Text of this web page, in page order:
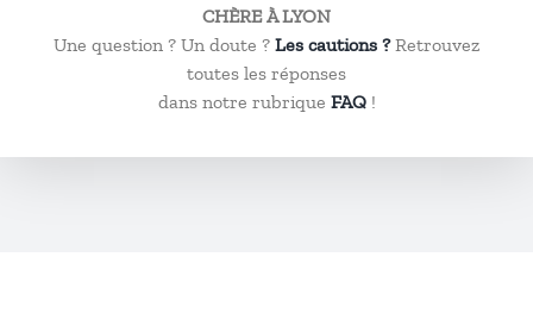
CHÈRE À LYON
Une question ? Un doute ? Les cautions ?Retrouvez
toutes les réponses
dans notre rubrique FAQ!